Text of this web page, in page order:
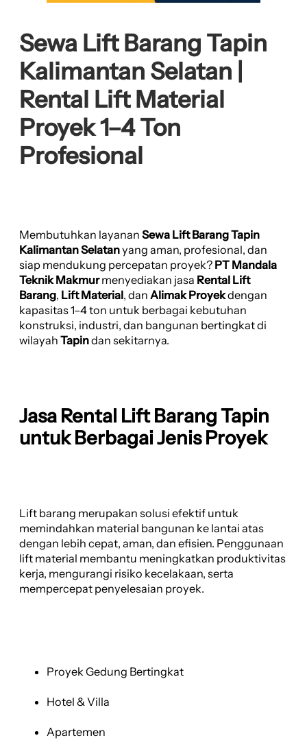
Sewa Lift Barang Tapin
Kalimantan Selatan |
Rental Lift Material
Proyek 1–4 Ton
Profesional
Membutuhkan layanan Sewa Lift Barang Tapin
Kalimantan Selatanyang aman, profesional, dan
siap mendukung percepatan proyek? PT Mandala
Teknik Makmurmenyediakan jasa Rental Lift
Barang, Lift Material, dan Alimak Proyekdengan
kapasitas 1–4 ton untuk berbagai kebutuhan
konstruksi, industri, dan bangunan bertingkat di
wilayah Tapindan sekitarnya.
Jasa Rental Lift Barang Tapin
untuk Berbagai Jenis Proyek
Lift barang merupakan solusi efektif untuk
memindahkan material bangunan ke lantai atas
dengan lebih cepat, aman, dan efisien. Penggunaan
lift material membantu meningkatkan produktivitas
kerja, mengurangi risiko kecelakaan, serta
mempercepat penyelesaian proyek.
Proyek Gedung Bertingkat
Hotel & Villa
Apartemen